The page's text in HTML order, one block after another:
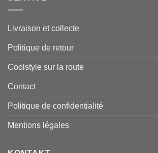
Livraison et collecte
Politique de retour
Coolstyle sur la route
Contact
Politique de confidentialité
Mentions légales